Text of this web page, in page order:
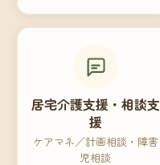
居宅介護支援・相談支
援
ケアマネ／計画相談・障害
児相談